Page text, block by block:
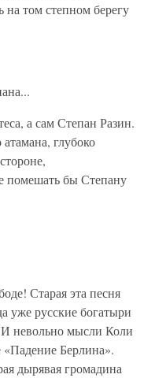
том степном берегу
а сам Степан Разин.
глубоко
помешать бы Степану
Старая эта песня
уже русские богатыри
И невольно мысли Коли
«Падение Берлина».
дырявая громадина